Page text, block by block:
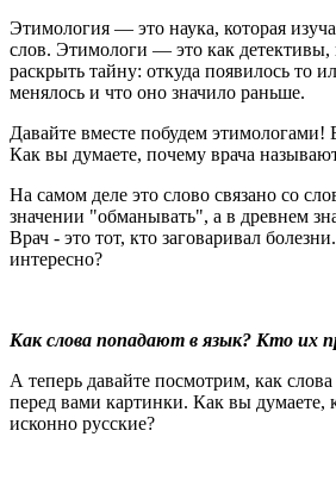
Этимология — это наука, которая
слов. Этимологи — это как детективы,
раскрыть тайну: откуда появилось то
менялось и что оно значило раньше.
Давайте вместе побудем этимологами!
Как вы думаете, почему врача
На самом деле это слово связано со
значении "обманывать", а в древнем
Врач - это тот, кто заговаривал
интересно?
Как слова попадают в язык? Кто их
А теперь давайте посмотрим, как
перед вами картинки. Как вы думаете,
исконно русские?